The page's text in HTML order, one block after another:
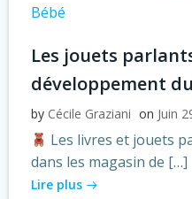
Bébé
Les jouets
développement
by Cécile Graziani on Juin
Les livres et jouets
dans les magasin de […]
Lire plus